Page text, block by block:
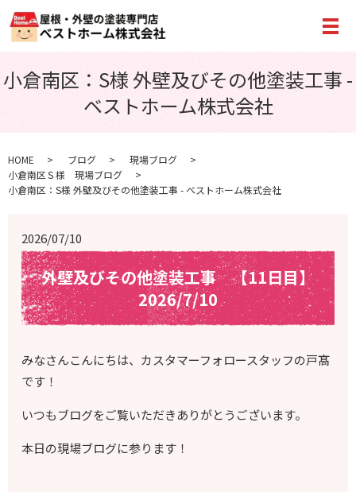
メ
小倉南区：S様 外壁及びその他塗装工事 -
ベストホーム株式会社
HOME ブログ
現場ブログ
小倉南区Ｓ様 現場ブログ
小倉南区：S様 外壁及びその他塗装工事 - ベストホーム株式会社
2026/07/10
外壁及びその他塗装工事 【11日目】
2026/7/10
みなさんこんにちは、カスタマーフォロースタッフの戸髙
です！
いつもブログをご覧いただきありがとうございます。
本日の現場ブログに参ります！